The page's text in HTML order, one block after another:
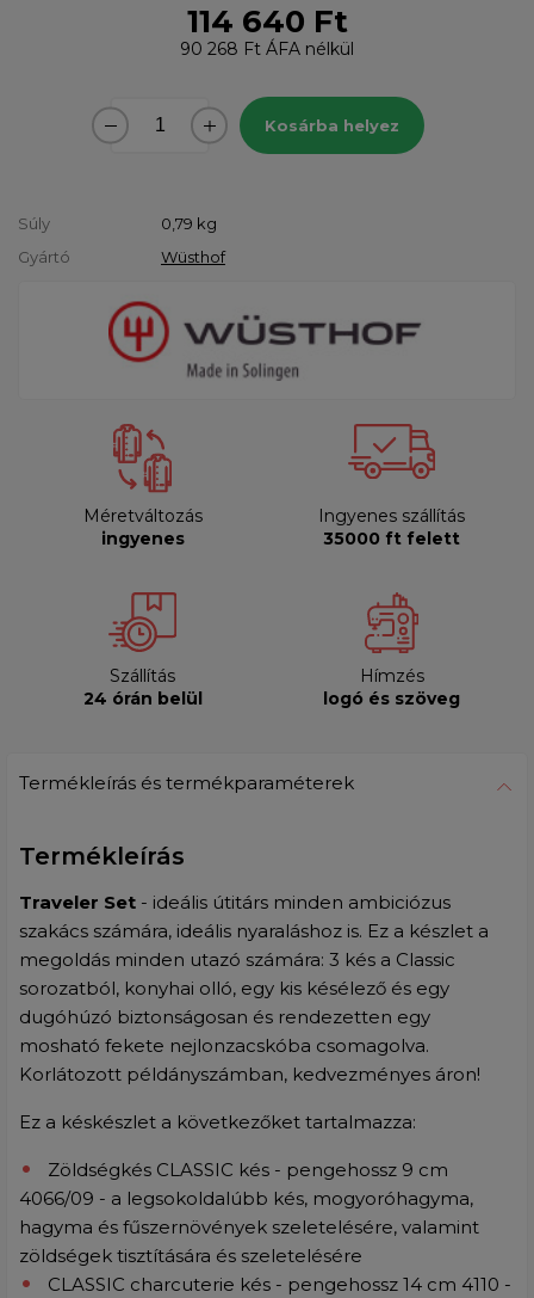
114 640 Ft
90 268 Ft ÁFA nélkül
Kosárba helyez
Súly 0,79 kg
Gyártó
Wüsthof
Méretváltozás
ingyenes
Ingyenes szállítás
35000 ft felett
Szállítás
24 órán belül
Hímzés
logó és szöveg
Termékleírás és termékparaméterek
Termékleírás
Traveler Set - ideális útitárs minden ambiciózus
szakács számára, ideális nyaraláshoz is. Ez a készlet a
megoldás minden utazó számára: 3 kés a Classic
sorozatból, konyhai olló, egy kis késélező és egy
dugóhúzó biztonságosan és rendezetten egy
mosható fekete nejlonzacskóba csomagolva.
Korlátozott példányszámban, kedvezményes áron!
Ez a késkészlet a következőket tartalmazza:
Zöldségkés CLASSIC kés - pengehossz 9 cm
4066/09 - a legsokoldalúbb kés, mogyoróhagyma,
hagyma és fűszernövények szeletelésére, valamint
zöldségek tisztítására és szeletelésére
CLASSIC charcuterie kés - pengehossz 14 cm 4110 -